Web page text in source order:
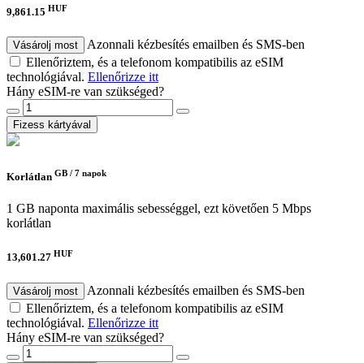
9,861.15 HUF
Vásárolj most
Azonnali kézbesítés emailben és SMS-ben
Ellenőriztem, és a telefonom kompatibilis az eSIM
technológiával. Ellenőrizze itt
Hány eSIM-re van szükséged?
Fizess kártyával
Korlátlan GB / 7 napok
1 GB naponta maximális sebességgel, ezt követően 5 Mbps
korlátlan
13,601.27 HUF
Vásárolj most
Azonnali kézbesítés emailben és SMS-ben
Ellenőriztem, és a telefonom kompatibilis az eSIM
technológiával. Ellenőrizze itt
Hány eSIM-re van szükséged?